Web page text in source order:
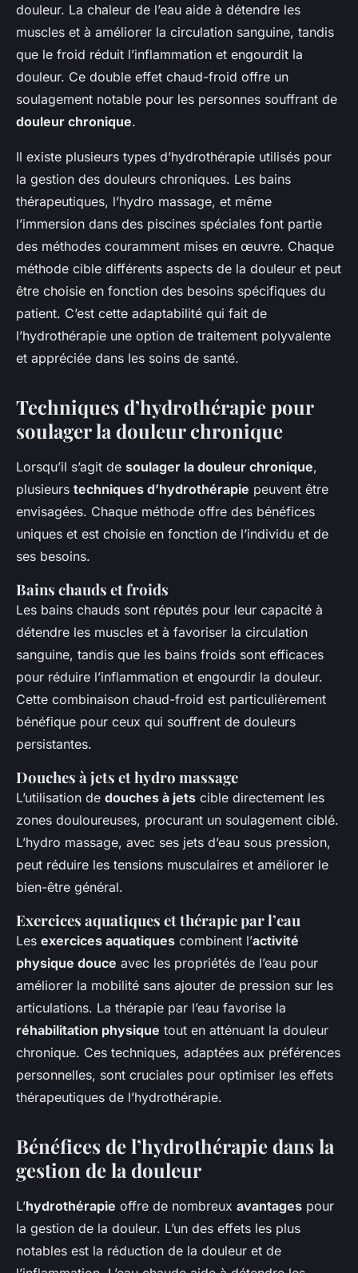
douleur. La chaleur de l’eau aide à détendre les
muscles et à améliorer la circulation sanguine, tandis
que le froid réduit l’inflammation et engourdit la
douleur. Ce double effet chaud-froid offre un
soulagement notable pour les personnes souffrant de
douleur chronique.
Il existe plusieurs types d’hydrothérapie utilisés pour
la gestion des douleurs chroniques. Les bains
thérapeutiques, l’hydro massage, et même
l’immersion dans des piscines spéciales font partie
des méthodes couramment mises en œuvre. Chaque
méthode cible différents aspects de la douleur et peut
être choisie en fonction des besoins spécifiques du
patient. C’est cette adaptabilité qui fait de
l’hydrothérapie une option de traitement polyvalente
et appréciée dans les soins de santé.
Techniques d’hydrothérapie pour
soulager la douleur chronique
Lorsqu’il s’agit de soulager la douleur chronique,
plusieurs techniques d’hydrothérapie peuvent être
envisagées. Chaque méthode offre des bénéfices
uniques et est choisie en fonction de l’individu et de
ses besoins.
Bains chauds et froids
Les bains chauds sont réputés pour leur capacité à
détendre les muscles et à favoriser la circulation
sanguine, tandis que les bains froids sont efficaces
pour réduire l’inflammation et engourdir la douleur.
Cette combinaison chaud-froid est particulièrement
bénéfique pour ceux qui souffrent de douleurs
persistantes.
Douches à jets et hydro massage
L’utilisation de douches à jets cible directement les
zones douloureuses, procurant un soulagement ciblé.
L’hydro massage, avec ses jets d’eau sous pression,
peut réduire les tensions musculaires et améliorer le
bien-être général.
Exercices aquatiques et thérapie par l’eau
Les exercices aquatiques combinent l’activité
physique douce avec les propriétés de l’eau pour
améliorer la mobilité sans ajouter de pression sur les
articulations. La thérapie par l’eau favorise la
réhabilitation physique tout en atténuant la douleur
chronique. Ces techniques, adaptées aux préférences
personnelles, sont cruciales pour optimiser les effets
thérapeutiques de l’hydrothérapie.
Bénéfices de l’hydrothérapie dans la
gestion de la douleur
L’hydrothérapie offre de nombreux avantages pour
la gestion de la douleur. L’un des effets les plus
notables est la réduction de la douleur et de